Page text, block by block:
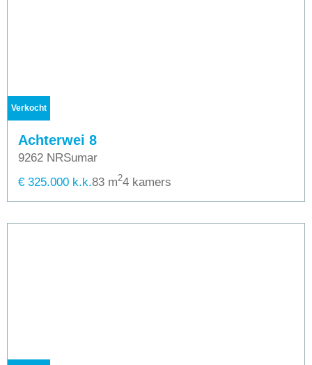
Verkocht
Achterwei 8
9262 NRSumar
€ 325.000 k.k.83 m24 kamers